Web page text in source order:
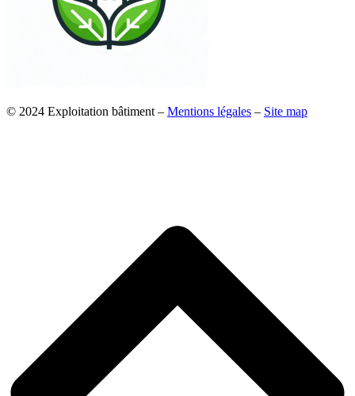
© 2024 Exploitation bâtiment – Mentions légales – Site map